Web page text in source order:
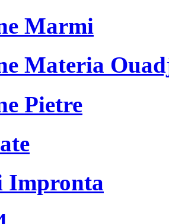
Marmi
Materia
Pietre
Impronta